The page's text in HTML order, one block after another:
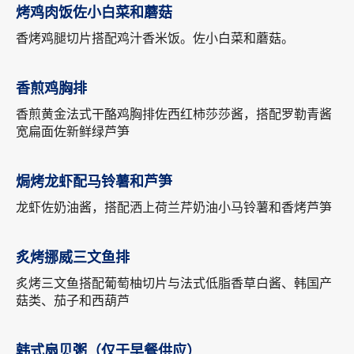
烤鸡肉饭佐小白菜和蘑菇
香烤鸡腿切片搭配鸡汁香米饭。佐小白菜和蘑菇。
香煎鸡胸排
香煎黄金法式干酪鸡胸排佐西红柿莎莎酱，搭配罗勒青酱
宽扁面佐新鲜绿芦笋
焗烤龙虾配马铃薯和芦笋
龙虾佐奶油酱，搭配洒上荷兰芹奶油小马铃薯和香烤芦笋
炙烤挪威三文鱼排
炙烤三文鱼搭配葡萄柚切片与法式低脂香草白酱、韩国产
菇类、茄子和西葫芦